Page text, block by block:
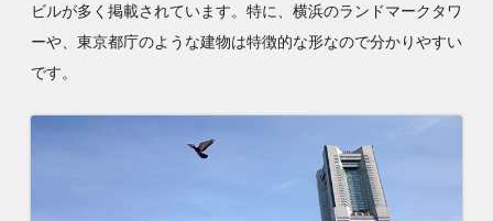
ビルが多く掲載されています。特に、横浜のランドマークタワ
ーや、東京都庁のような建物は特徴的な形なので分かりやすい
です。